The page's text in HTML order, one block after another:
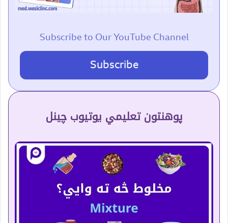
Subscribe to Our YouTube Channel
Subscribe
پوهنتون تعلیمي یوتیوب چینل